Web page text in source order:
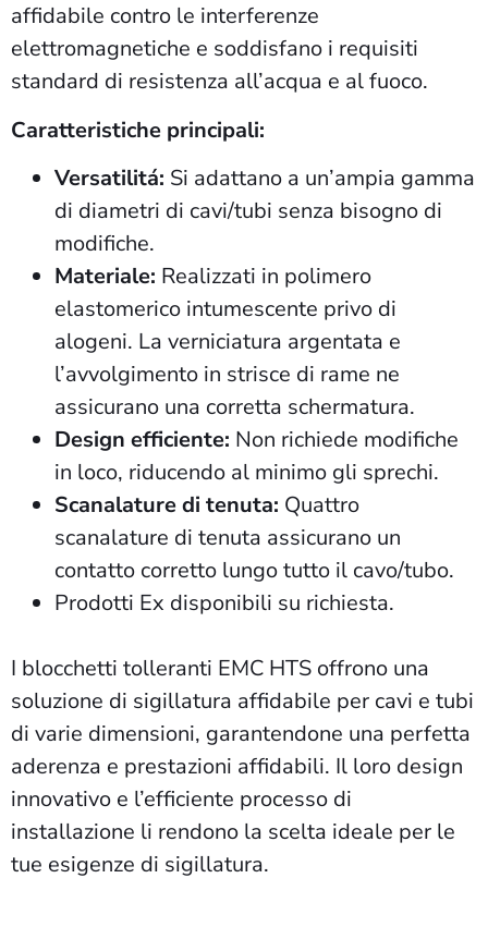
affidabile contro le interferenze
elettromagnetiche e soddisfano i requisiti
standard di resistenza all’acqua e al fuoco.
Caratteristiche principali:
Versatilitá: Si adattano a un’ampia gamma
di diametri di cavi/tubi senza bisogno di
modifiche.
Materiale: Realizzati in polimero
elastomerico intumescente privo di
alogeni. La verniciatura argentata e
l’avvolgimento in strisce di rame ne
assicurano una corretta schermatura.
Design efficiente: Non richiede modifiche
in loco, riducendo al minimo gli sprechi.
Scanalature di tenuta: Quattro
scanalature di tenuta assicurano un
contatto corretto lungo tutto il cavo/tubo.
Prodotti Ex disponibili su richiesta.
I blocchetti tolleranti EMC HTS offrono una
soluzione di sigillatura affidabile per cavi e tubi
di varie dimensioni, garantendone una perfetta
aderenza e prestazioni affidabili. Il loro design
innovativo e l’efficiente processo di
installazione li rendono la scelta ideale per le
tue esigenze di sigillatura.